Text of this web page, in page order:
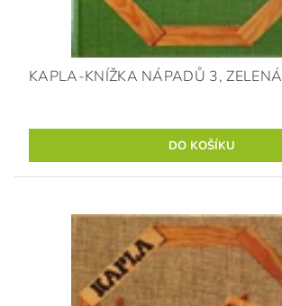
KAPLA-KNÍŽKA NÁPADŮ 3, ZELENÁ